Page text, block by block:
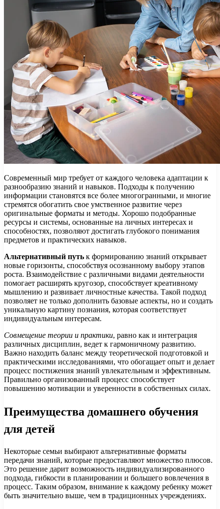
Современный мир требует от каждого человека адаптации к
разнообразию знаний и навыков. Подходы к получению
информации становятся все более многогранными, и многие
стремятся обогатить свое умственное развитие через
оригинальные форматы и методы. Хорошо подобранные
ресурсы и системы, основанные на личных интересах и
способностях, позволяют достигать глубокого понимания
предметов и практических навыков.
Альтернативный путь к формированию знаний открывает
новые горизонты, способствуя осознанному выбору этапов
роста. Взаимодействие с различными видами деятельности
помогает расширять кругозор, способствует креативному
мышлению и развивает личностные качества. Такой подход
позволяет не только дополнить базовые аспекты, но и создать
уникальную картину познания, которая соответствует
индивидуальным интересам.
Совмещение теории и практики, равно как и интеграция
различных дисциплин, ведет к гармоничному развитию.
Важно находить баланс между теоретической подготовкой и
практическими исследованиями, что обогащает опыт и делает
процесс постижения знаний увлекательным и эффективным.
Правильно организованный процесс способствует
повышению мотивации и уверенности в собственных силах.
Преимущества домашнего обучения
для детей
Некоторые семьи выбирают альтернативные форматы
передачи знаний, которые предоставляют множество плюсов.
Это решение дарит возможность индивидуализированного
подхода, гибкости в планировании и большего вовлечения в
процесс. Таким образом, внимание к каждому ребенку может
быть значительно выше, чем в традиционных учреждениях.